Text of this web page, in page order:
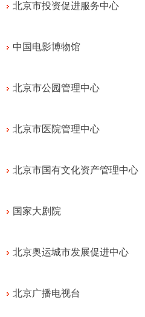
北京市投资促进服务中心
中国电影博物馆
北京市公园管理中心
北京市医院管理中心
北京市国有文化资产管理中心
国家大剧院
北京奥运城市发展促进中心
北京广播电视台